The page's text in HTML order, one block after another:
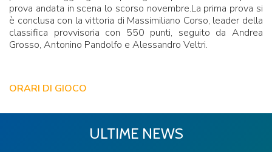
prova andata in scena lo scorso novembre.La prima prova si
è conclusa con la vittoria di Massimiliano Corso, leader della
classifica provvisoria con 550 punti, seguito da Andrea
Grosso, Antonino Pandolfo e Alessandro Veltri.
ORARI DI GIOCO
ULTIME NEWS